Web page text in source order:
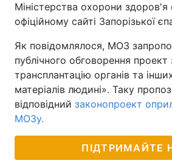
Міністерства охорони здоров'я
офіційному сайті Запорізької
Як повідомлялося, МОЗ
публічного обговорення
трансплантацію органів та
матеріалів людині». Таку
відповідний законопроект
МОЗу.
ПІДТРИМАЙТЕ